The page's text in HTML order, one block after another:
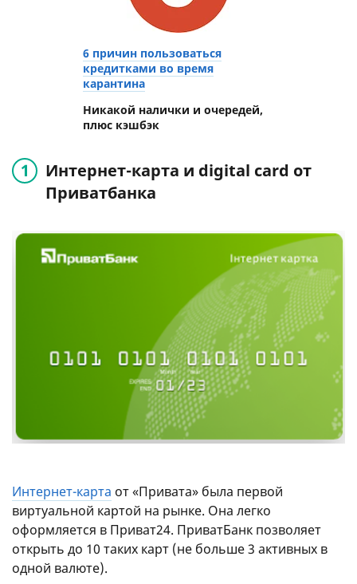
6 причин пользоваться
кредитками во время
карантина
Никакой налички и очередей,
плюс кэшбэк
Интернет-карта и digital card от
Приватбанка
Интернет-карта от «Привата» была первой
виртуальной картой на рынке. Она легко
оформляется в Приват24. ПриватБанк позволяет
открыть до 10 таких карт (не больше 3 активных в
одной валюте).